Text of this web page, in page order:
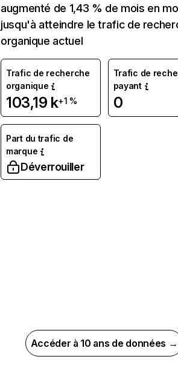
augmenté de 1,43 % de mois en
jusqu'à atteindre le trafic de
organique actuel
Trafic de recherche
organique
103,19 k+1 %
Trafic de
payant
0
Part du trafic de
marque
Déverrouiller
Accéder à 10 ans de données →